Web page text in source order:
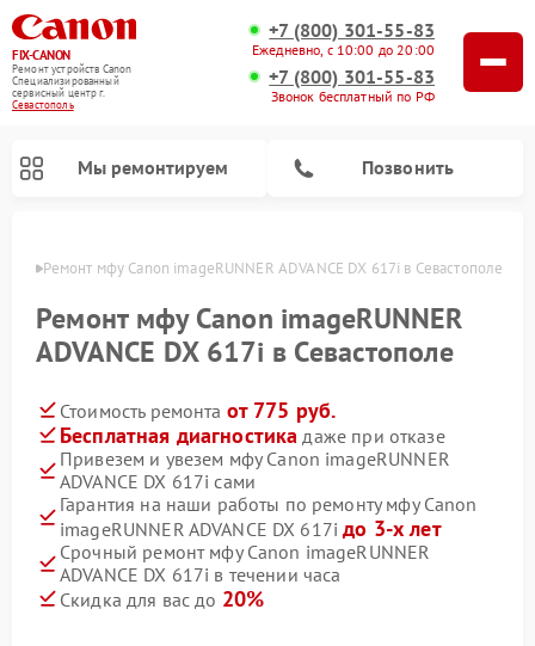
FIX-CANON
Ремонт устройств Canon
Специализированный
cервисный центр г.
Севастополь
+7 (800) 301-55-83
Ежедневно, с 10:00 до 20:00
+7 (800) 301-55-83
Звонок бесплатный по РФ
Мы ремонтируем Позвонить
Ремонт мфу Canon imageRUNNER ADVANCE DX 617i в Севастополе
Ремонт мфу Canon imageRUNNER
ADVANCE DX 617i в Севастополе
Стоимость ремонта от 775 руб.
Бесплатная диагностика даже при отказе
Привезем и увезем мфу Canon imageRUNNER
ADVANCE DX 617i сами
Гарантия на наши работы по ремонту мфу Canon
imageRUNNER ADVANCE DX 617iдо 3-х лет
Срочный ремонт мфу Canon imageRUNNER
ADVANCE DX 617i в течении часа
Скидка для вас до 20%